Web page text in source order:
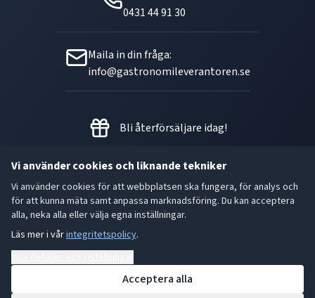
Vi använder cookies och liknande tekniker
Vi använder cookies för att webbplatsen ska fungera, för analys och
för att kunna mäta samt anpassa marknadsföring. Du kan acceptera
alla, neka alla eller välja egna inställningar.
Läs mer i vårintegritetspolicy.
Acceptera alla
0431 44 91 30
Maila in din fråga:
info@gastronomileverantoren.se
Bli återförsäljare idag!
Metallgatan 21 B, 262 72
Ängelholm Orgnr: 556493-5780